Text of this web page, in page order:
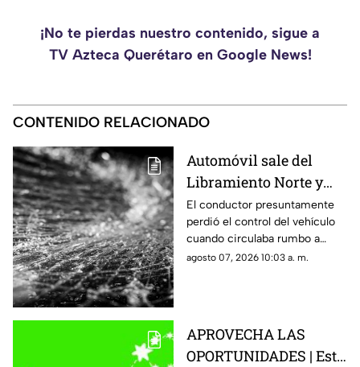
¡No te pierdas nuestro contenido, sigue a
TV Azteca Querétaro en Google News!
CONTENIDO RELACIONADO
Automóvil sale del
Libramiento Norte y
termina contra un
puesto de fresas
El conductor presuntamente
perdió el control del vehículo
cuando circulaba rumbo a
Salamanca y terminó dentro de
agosto 07, 2026 10:03 a. m.
APROVECHA LAS
OPORTUNIDADES | Este